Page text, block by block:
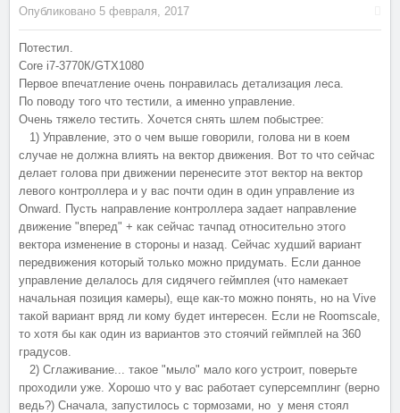
Опубликовано 5 февраля, 2017
Потестил.
Core i7-3770К/GTX1080
Первое впечатление очень понравилась детализация леса.
По поводу того что тестили, а именно управление.
Очень тяжело тестить. Хочется снять шлем побыстрее:
1) Управление, это о чем выше говорили, голова ни в коем
случае не должна влиять на вектор движения. Вот то что сейчас
делает голова при движении перенесите этот вектор на вектор
левого контроллера и у вас почти один в один управление из
Onward. Пусть направление контроллера задает направление
движение "вперед" + как сейчас тачпад относительно этого
вектора изменение в стороны и назад. Сейчас худший вариант
передвижения который только можно придумать. Если данное
управление делалось для сидячего геймплея (что намекает
начальная позиция камеры), еще как-то можно понять, но на Vive
такой вариант вряд ли кому будет интересен. Если не Roomscale,
то хотя бы как один из вариантов это стоячий геймплей на 360
градусов.
2) Сглаживание... такое "мыло" мало кого устроит, поверьте
проходили уже. Хорошо что у вас работает суперсемплинг (верно
ведь?) Сначала, запустилось с тормозами, но у меня стоял